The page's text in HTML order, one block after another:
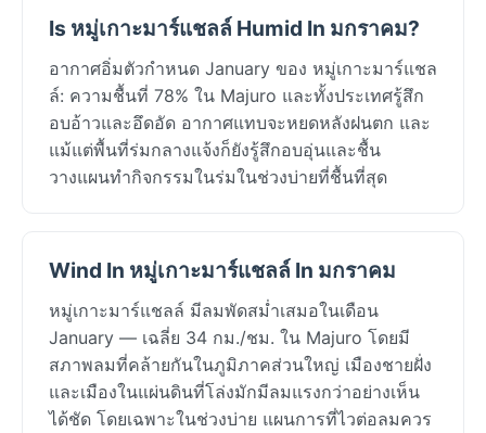
Is หมู่เกาะมาร์แชลล์ Humid In มกราคม?
อากาศอิ่มตัวกำหนด January ของ หมู่เกาะมาร์แชล
ล์: ความชื้นที่ 78% ใน Majuro และทั้งประเทศรู้สึก
อบอ้าวและอึดอัด อากาศแทบจะหยดหลังฝนตก และ
แม้แต่พื้นที่ร่มกลางแจ้งก็ยังรู้สึกอบอุ่นและชื้น
วางแผนทำกิจกรรมในร่มในช่วงบ่ายที่ชื้นที่สุด
Wind In หมู่เกาะมาร์แชลล์ In มกราคม
หมู่เกาะมาร์แชลล์ มีลมพัดสม่ำเสมอในเดือน
January — เฉลี่ย 34 กม./ชม. ใน Majuro โดยมี
สภาพลมที่คล้ายกันในภูมิภาคส่วนใหญ่ เมืองชายฝั่ง
และเมืองในแผ่นดินที่โล่งมักมีลมแรงกว่าอย่างเห็น
ได้ชัด โดยเฉพาะในช่วงบ่าย แผนการที่ไวต่อลมควร